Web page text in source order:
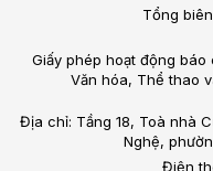
Tổng
Giấy phép hoạt động báo
Văn hóa, Thể thao
Địa chỉ: Tầng 18, Toà nhà
Nghệ,
Điện